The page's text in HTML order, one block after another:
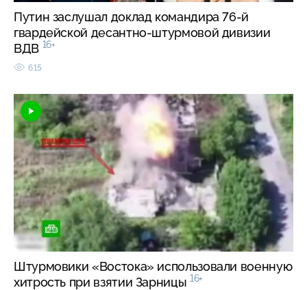
Путин заслушал доклад командира 76-й
гвардейской десантно-штурмовой дивизии
ВДВ 16+
615
Штурмовики «Востока» использовали военную
хитрость при взятии Зарницы 16+